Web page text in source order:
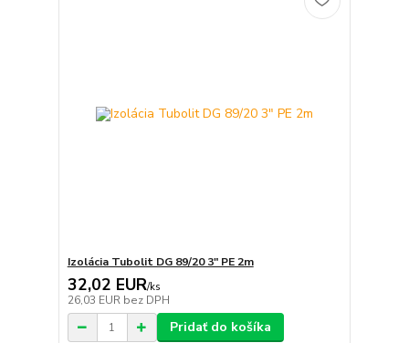
Izolácia Tubolit DG 89/20 3" PE 2m
32,02 EUR/ks
26,03 EUR bez DPH
Pridať do košíka